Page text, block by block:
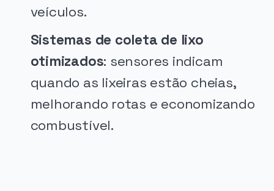
veículos.
Sistemas de coleta de lixo
otimizados: sensores indicam
quando as lixeiras estão cheias,
melhorando rotas e economizando
combustível.